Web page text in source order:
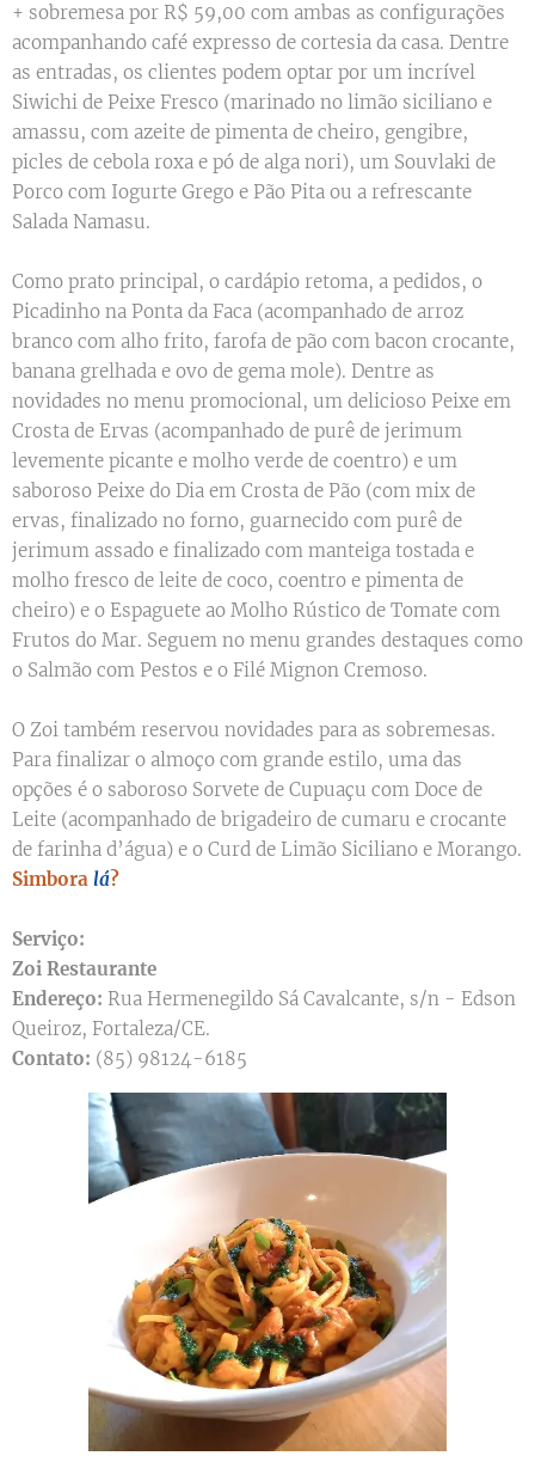
+ sobremesa por R$ 59,00 com ambas as configurações
acompanhando café expresso de cortesia da casa. Dentre
as entradas, os clientes podem optar por um incrível
Siwichi de Peixe Fresco (marinado no limão siciliano e
amassu, com azeite de pimenta de cheiro, gengibre,
picles de cebola roxa e pó de alga nori), um Souvlaki de
Porco com Iogurte Grego e Pão Pita ou a refrescante
Salada Namasu.
Como prato principal, o cardápio retoma, a pedidos, o
Picadinho na Ponta da Faca (acompanhado de arroz
branco com alho frito, farofa de pão com bacon crocante,
banana grelhada e ovo de gema mole). Dentre as
novidades no menu promocional, um delicioso Peixe em
Crosta de Ervas (acompanhado de purê de jerimum
levemente picante e molho verde de coentro) e um
saboroso Peixe do Dia em Crosta de Pão (com mix de
ervas, finalizado no forno, guarnecido com purê de
jerimum assado e finalizado com manteiga tostada e
molho fresco de leite de coco, coentro e pimenta de
cheiro) e o Espaguete ao Molho Rústico de Tomate com
Frutos do Mar. Seguem no menu grandes destaques como
o Salmão com Pestos e o Filé Mignon Cremoso.
O Zoi também reservou novidades para as sobremesas.
Para finalizar o almoço com grande estilo, uma das
opções é o saboroso Sorvete de Cupuaçu com Doce de
Leite (acompanhado de brigadeiro de cumaru e crocante
de farinha d’água) e o Curd de Limão Siciliano e Morango.
Simbora lá?
Serviço:
Zoi Restaurante
Endereço: Rua Hermenegildo Sá Cavalcante, s/n - Edson
Queiroz, Fortaleza/CE.
Contato: (85) 98124-6185